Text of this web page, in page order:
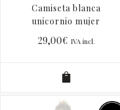
Camiseta blanca
unicornio mujer
29,00€ IVA incl.